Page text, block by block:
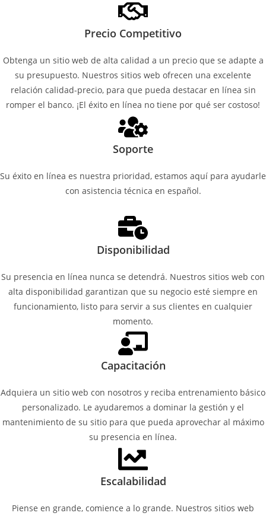
Precio Competitivo
Obtenga un sitio web de alta calidad a un precio que se adapte a
su presupuesto. Nuestros sitios web ofrecen una excelente
relación calidad-precio, para que pueda destacar en línea sin
romper el banco. ¡El éxito en línea no tiene por qué ser costoso!
Soporte
Su éxito en línea es nuestra prioridad, estamos aquí para ayudarle
con asistencia técnica en español.
Disponibilidad
Su presencia en línea nunca se detendrá. Nuestros sitios web con
alta disponibilidad garantizan que su negocio esté siempre en
funcionamiento, listo para servir a sus clientes en cualquier
momento.
Capacitación
Adquiera un sitio web con nosotros y reciba entrenamiento básico
personalizado. Le ayudaremos a dominar la gestión y el
mantenimiento de su sitio para que pueda aprovechar al máximo
su presencia en línea.
Escalabilidad
Piense en grande, comience a lo grande. Nuestros sitios web